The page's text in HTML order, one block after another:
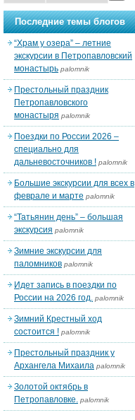
Последние темы блогов
“Храм у озера” – летние
экскурсии в Петропавловский
монастырь palomnik
Престольный праздник
Петропавловского
монастыря palomnik
Поездки по России 2026 –
специально для
дальневосточников ! palomnik
Большие экскурсии для всех в
феврале и марте palomnik
“Татьянин день” – большая
экскурсия palomnik
Зимние экскурсии для
паломников palomnik
Идет запись в поездки по
России на 2026 год. palomnik
Зимний Крестный ход
состоится ! palomnik
Престольный праздник у
Архангела Михаила palomnik
Золотой октябрь в
Петропавловке. palomnik